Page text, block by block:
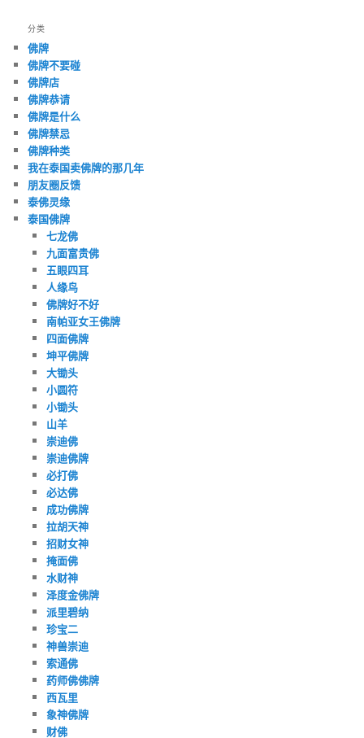
分类
佛牌
佛牌不要碰
佛牌店
佛牌恭请
佛牌是什么
佛牌禁忌
佛牌种类
我在泰国卖佛牌的那几年
朋友圈反馈
泰佛灵缘
泰国佛牌
七龙佛
九面富贵佛
五眼四耳
人缘鸟
佛牌好不好
南帕亚女王佛牌
四面佛牌
坤平佛牌
大锄头
小圆符
小锄头
山羊
崇迪佛
崇迪佛牌
必打佛
必达佛
成功佛牌
拉胡天神
招财女神
掩面佛
水财神
泽度金佛牌
派里碧纳
珍宝二
神兽崇迪
索通佛
药师佛佛牌
西瓦里
象神佛牌
财佛